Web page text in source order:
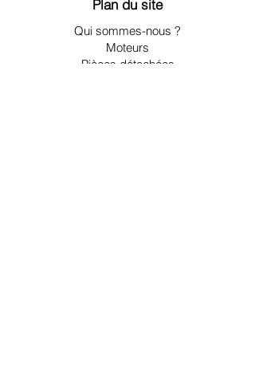
Plan du site
Qui sommes-nous ?
Moteurs
Pièces détachées